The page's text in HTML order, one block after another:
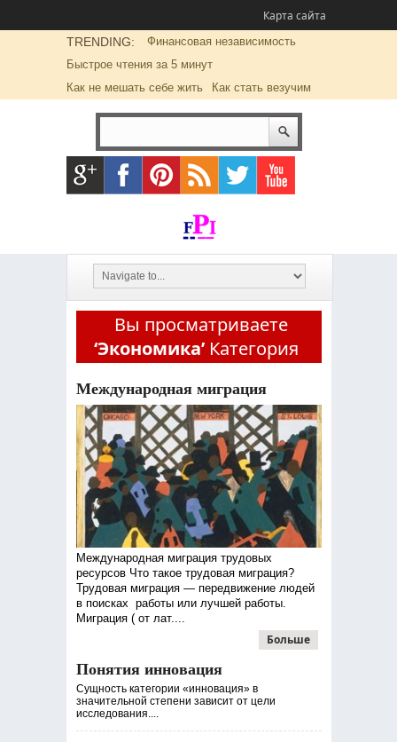
Карта сайта
TRENDING:
Финансовая независимость
Быстрое чтения за 5 минут
Как не мешать себе жить
Как стать везучим
Вы просматриваете
‘Экономика’ Категория
Международная миграция
Международная миграция трудовых
ресурсов Что такое трудовая миграция?
Трудовая миграция — передвижение людей
в поисках работы или лучшей работы.
Миграция ( от лат....
Больше
Понятия инновация
Сущность категории «инновация» в
значительной степени зависит от цели
исследования....